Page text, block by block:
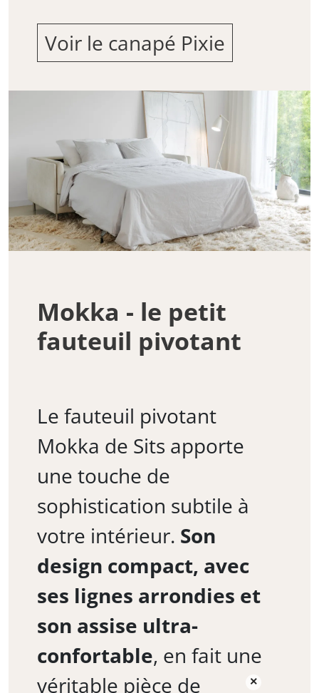
Voir le canapé Pixie
Mokka - le petit
fauteuil pivotant
Le fauteuil pivotant
Mokka de Sits apporte
une touche de
sophistication subtile à
votre intérieur. Son
design compact, avec
ses lignes arrondies et
son assise ultra-
confortable, en fait une
véritable pièce de
×